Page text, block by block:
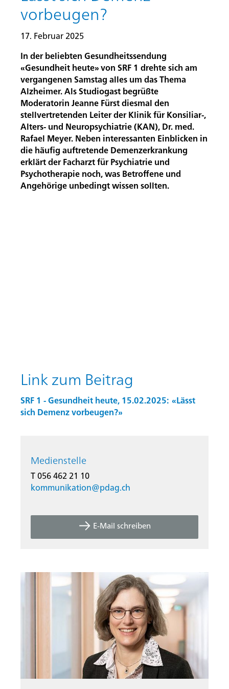
vorbeugen?
17. Februar 2025
In der beliebten Gesundheitssendung
«Gesundheit heute» von SRF 1 drehte sich am
vergangenen Samstag alles um das Thema
Alzheimer. Als Studiogast begrüßte
Moderatorin Jeanne Fürst diesmal den
stellvertretenden Leiter der Klinik für Konsiliar-,
Alters- und Neuropsychiatrie (KAN), Dr. med.
Rafael Meyer. Neben interessanten Einblicken in
die häufig auftretende Demenzerkrankung
erklärt der Facharzt für Psychiatrie und
Psychotherapie noch, was Betroffene und
Angehörige unbedingt wissen sollten.
Link zum Beitrag
SRF 1 - Gesundheit heute, 15.02.2025: «Lässt
sich Demenz vorbeugen?»
Medienstelle
T 056 462 21 10
kommunikation@pdag.ch
E-Mail schreiben